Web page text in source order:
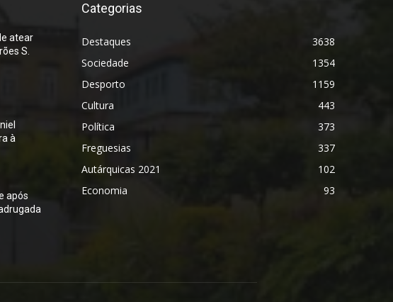
atear
S.
à
após
Categorias
Destaques
3638
Sociedade
1354
Desporto
1159
Cultura
443
Política
373
Freguesias
337
Autárquicas 2021
102
Economia
93